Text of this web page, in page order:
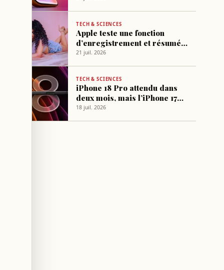
TECH & SCIENCES
Apple teste une fonction
d’enregistrement et résumé
automatique des sessions de
21 juil. 2026
TECH & SCIENCES
iPhone 18 Pro attendu dans
deux mois, mais l’iPhone 17
Pro reste un meilleur choix
18 juil. 2026